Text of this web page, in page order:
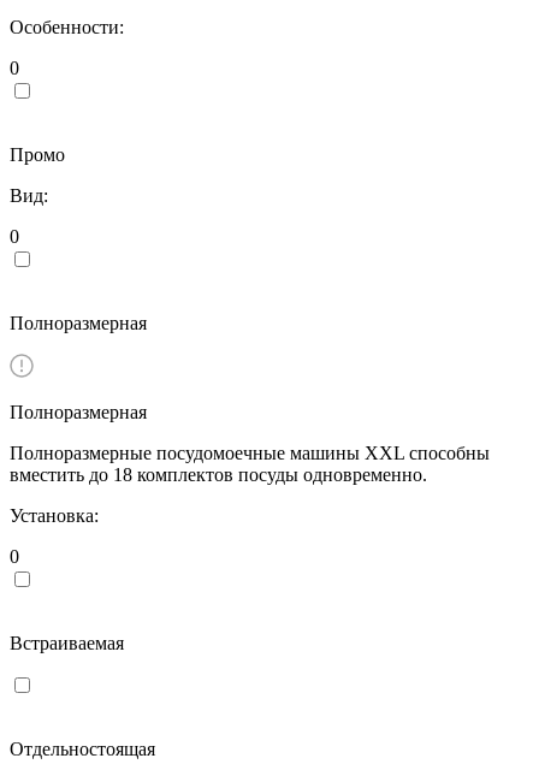
Особенности:
0
Промо
Вид:
0
Полноразмерная
Полноразмерная
Полноразмерные посудомоечные машины XXL способны
вместить до 18 комплектов посуды одновременно.
Установка:
0
Встраиваемая
Отдельностоящая